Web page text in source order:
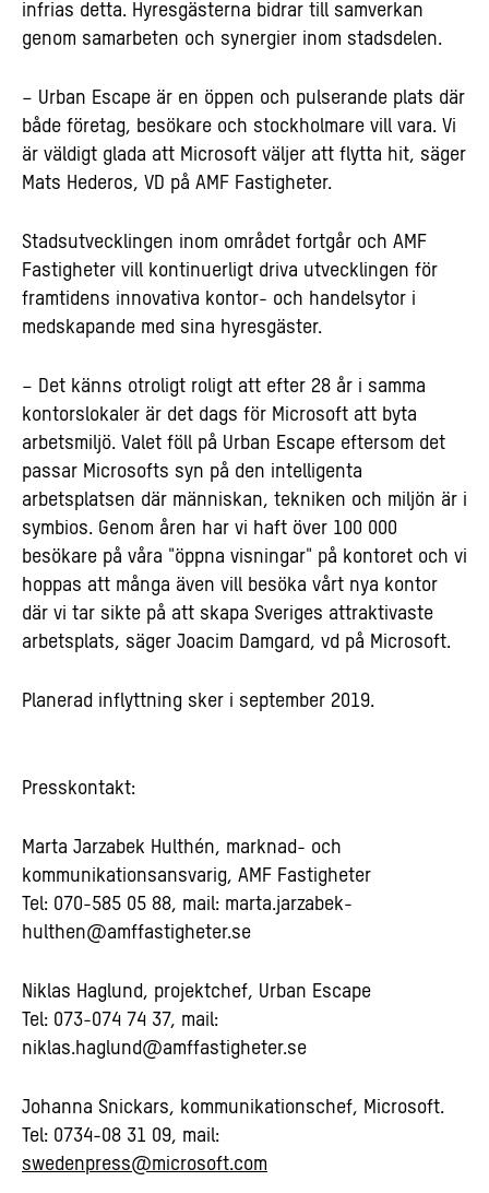
infrias detta. Hyresgästerna bidrar till samverkan
genom samarbeten och synergier inom stadsdelen.
– Urban Escape är en öppen och pulserande plats där
både företag, besökare och stockholmare vill vara. Vi
är väldigt glada att Microsoft väljer att flytta hit, säger
Mats Hederos, VD på AMF Fastigheter.
Stadsutvecklingen inom området fortgår och AMF
Fastigheter vill kontinuerligt driva utvecklingen för
framtidens innovativa kontor- och handelsytor i
medskapande med sina hyresgäster.
– Det känns otroligt roligt att efter 28 år i samma
kontorslokaler är det dags för Microsoft att byta
arbetsmiljö. Valet föll på Urban Escape eftersom det
passar Microsofts syn på den intelligenta
arbetsplatsen där människan, tekniken och miljön är i
symbios. Genom åren har vi haft över 100 000
besökare på våra "öppna visningar" på kontoret och vi
hoppas att många även vill besöka vårt nya kontor
där vi tar sikte på att skapa Sveriges attraktivaste
arbetsplats, säger Joacim Damgard, vd på Microsoft.
Planerad inflyttning sker i september 2019.
Presskontakt:
Marta Jarzabek Hulthén, marknad- och
kommunikationsansvarig, AMF Fastigheter
Tel: 070-585 05 88, mail: marta.jarzabek-
hulthen@amffastigheter.se
Niklas Haglund, projektchef, Urban Escape
Tel: 073-074 74 37, mail:
niklas.haglund@amffastigheter.se
Johanna Snickars, kommunikationschef, Microsoft.
Tel: 0734-08 31 09, mail:
swedenpress@microsoft.com